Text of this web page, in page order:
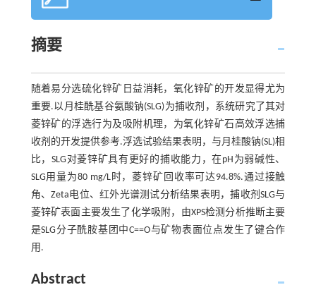
摘要
随着易分选硫化锌矿日益消耗，氧化锌矿的开发显得尤为
重要.以月桂酰基谷氨酸钠(SLG)为捕收剂，系统研究了其对
菱锌矿的浮选行为及吸附机理，为氧化锌矿石高效浮选捕
收剂的开发提供参考.浮选试验结果表明，与月桂酸钠(SL)相
比，SLG对菱锌矿具有更好的捕收能力，在pH为弱碱性、
SLG用量为80 mg/L时，菱锌矿回收率可达94.8%.通过接触
角、Zeta电位、红外光谱测试分析结果表明，捕收剂SLG与
菱锌矿表面主要发生了化学吸附，由XPS检测分析推断主要
是SLG分子酰胺基团中C==O与矿物表面位点发生了键合作
用.
Abstract